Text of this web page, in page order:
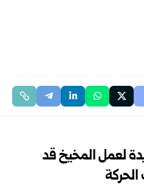
لعمل المخيخ قد